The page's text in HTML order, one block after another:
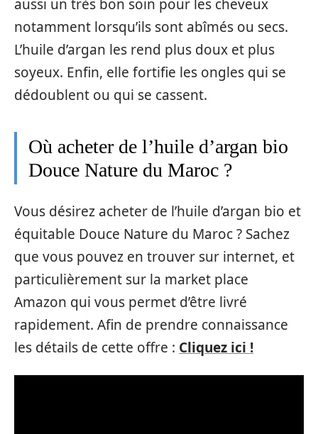
aussi un très bon soin pour les cheveux
notamment lorsqu’ils sont abîmés ou secs.
L’huile d’argan les rend plus doux et plus
soyeux. Enfin, elle fortifie les ongles qui se
dédoublent ou qui se cassent.
Où acheter de l’huile d’argan bio
Douce Nature du Maroc ?
Vous désirez acheter de l’huile d’argan bio et
équitable Douce Nature du Maroc ? Sachez
que vous pouvez en trouver sur internet, et
particulièrement sur la market place
Amazon qui vous permet d’être livré
rapidement. Afin de prendre connaissance
les détails de cette offre : Cliquez ici !